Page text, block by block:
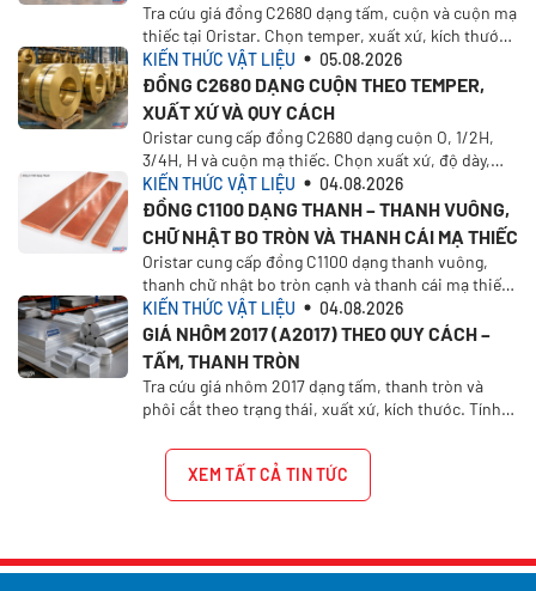
Tra cứu giá đồng C2680 dạng tấm, cuộn và cuộn mạ
thiếc tại Oristar. Chọn temper, xuất xứ, kích thước,
khối lượng để tính giá theo nhu cầu thực tế
KIẾN THỨC VẬT LIỆU 05.08.2026
ĐỒNG C2680 DẠNG CUỘN THEO TEMPER,
XUẤT XỨ VÀ QUY CÁCH
Oristar cung cấp đồng C2680 dạng cuộn O, 1/2H,
3/4H, H và cuộn mạ thiếc. Chọn xuất xứ, độ dày,
khổ rộng, khối lượng và yêu cầu báo giá.
KIẾN THỨC VẬT LIỆU 04.08.2026
ĐỒNG C1100 DẠNG THANH – THANH VUÔNG,
CHỮ NHẬT BO TRÒN VÀ THANH CÁI MẠ THIẾC
Oristar cung cấp đồng C1100 dạng thanh vuông,
thanh chữ nhật bo tròn cạnh và thanh cái mạ thiếc
1/2H. Chọn xuất xứ, kích thước và yêu cầu báo giá
trên Oristar Plus
KIẾN THỨC VẬT LIỆU 04.08.2026
GIÁ NHÔM 2017 (A2017) THEO QUY CÁCH –
TẤM, THANH TRÒN
Tra cứu giá nhôm 2017 dạng tấm, thanh tròn và
phôi cắt theo trạng thái, xuất xứ, kích thước. Tính
XEM TẤT CẢ TIN TỨC